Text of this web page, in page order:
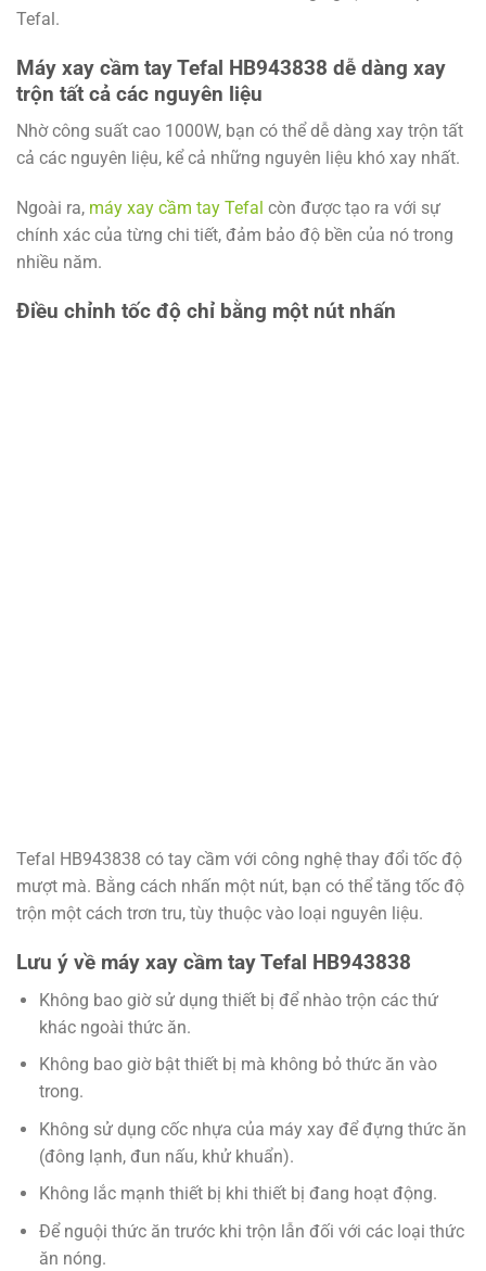
Tefal.
Máy xay cầm tay Tefal HB943838 dễ dàng xay
trộn tất cả các nguyên liệu
Nhờ công suất cao 1000W, bạn có thể dễ dàng xay trộn tất
cả các nguyên liệu, kể cả những nguyên liệu khó xay nhất.
Ngoài ra, máy xay cầm tay Tefal còn được tạo ra với sự
chính xác của từng chi tiết, đảm bảo độ bền của nó trong
nhiều năm.
Điều chỉnh tốc độ chỉ bằng một nút nhấn
Tefal HB943838 có tay cầm với công nghệ thay đổi tốc độ
mượt mà. Bằng cách nhấn một nút, bạn có thể tăng tốc độ
trộn một cách trơn tru, tùy thuộc vào loại nguyên liệu.
Lưu ý về máy xay cầm tay Tefal HB943838
Không bao giờ sử dụng thiết bị để nhào trộn các thứ
khác ngoài thức ăn.
Không bao giờ bật thiết bị mà không bỏ thức ăn vào
trong.
Không sử dụng cốc nhựa của máy xay để đựng thức ăn
(đông lạnh, đun nấu, khử khuẩn).
Không lắc mạnh thiết bị khi thiết bị đang hoạt động.
Để nguội thức ăn trước khi trộn lẫn đối với các loại thức
ăn nóng.